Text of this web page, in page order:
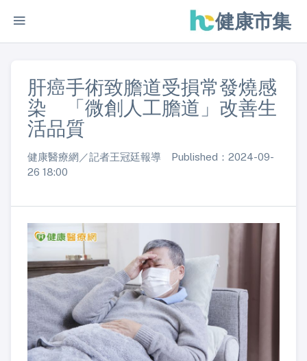
健康市集
肝癌手術致膽道受損常發燒感
染 「微創人工膽道」改善生
活品質
健康醫療網／記者王冠廷報導 Published：2024-09-
26 18:00